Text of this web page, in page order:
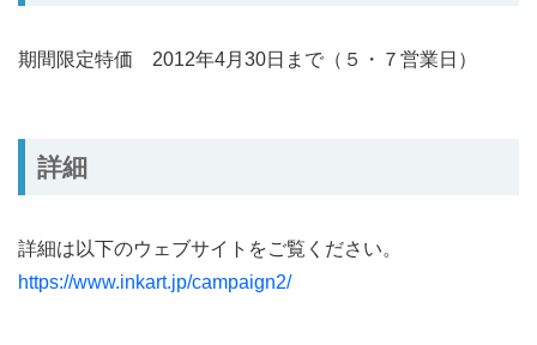
期間限定特価 2012年4月30日まで（５・７営業日）
詳細
詳細は以下のウェブサイトをご覧ください。
https://www.inkart.jp/campaign2/